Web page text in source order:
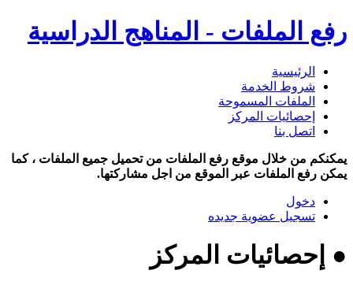
رفع الملفات - المناهج الدراسية
الرئيسية
شروط الخدمة
الملفات المسموحة
إحصائيات المركز
اتصل بنا
يمكنكم من خلال موقع رفع الملفات من تحميل جميع الملفات ، كما
يمكن رفع الملفات عبر الموقع من اجل مشاركتها.
دخول
تسجيل عضوية جديده
● إحصائيات المركز